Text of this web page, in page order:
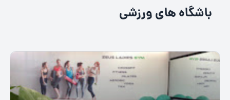
باشگاه های ورزشی